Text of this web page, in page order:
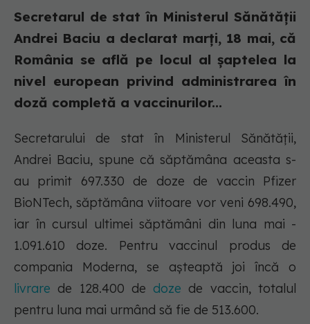
Secretarul de stat în Ministerul Sănătății
Andrei Baciu a declarat marți, 18 mai, că
România se află pe locul al şaptelea la
nivel european privind administrarea în
doză completă a vaccinurilor...
Secretarului de stat în Ministerul Sănătății,
Andrei Baciu, spune că săptămâna aceasta s-
au primit 697.330 de doze de vaccin Pfizer
BioNTech, săptămâna viitoare vor veni 698.490,
iar în cursul ultimei săptămâni din luna mai -
1.091.610 doze. Pentru vaccinul produs de
compania Moderna, se aşteaptă joi încă o
livrare de 128.400 de doze de vaccin, totalul
pentru luna mai urmând să fie de 513.600.